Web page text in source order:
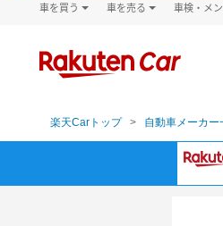
車を買う
新車
車を売る 車検・メ
楽天Carトップ 自動車メーカー